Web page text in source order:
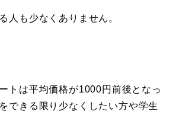
人も少なくありません。
トは平均価格が1000円前後となっ
できる限り少なくしたい方や学生